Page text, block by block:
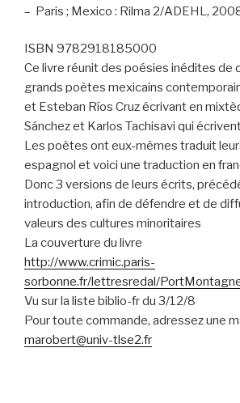
– Paris ; Mexico : Rilma 2/ADEHL,
ISBN 9782918185000
Ce livre réunit des poésies inédites de
grands poètes mexicains
et Esteban Ríos Cruz écrivant en
Sánchez et Karlos Tachisavi qui
Les poètes ont eux-mêmes traduit
espagnol et voici une traduction en
Donc 3 versions de leurs écrits,
introduction, afin de défendre et de
valeurs des cultures minoritaires
La couverture du livre
http://www.crimic.paris-
sorbonne.fr/lettresredal/
Vu sur la liste biblio-fr du 3/12/8
Pour toute commande, adressez une
marobert@univ-tlse2.fr